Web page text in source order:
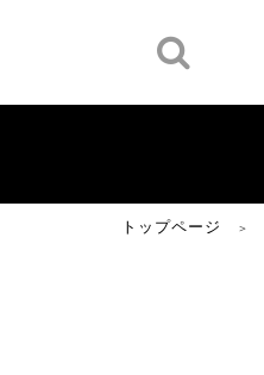
トップページ ＞